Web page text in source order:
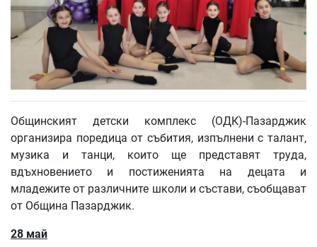
Общинският детски комплекс (ОДК)-Пазарджик
организира поредица от събития, изпълнени с талант,
музика и танци, които ще представят труда,
вдъхновението и постиженията на децата и
младежите от различните школи и състави, съобщават
от Община Пазарджик.
28 май